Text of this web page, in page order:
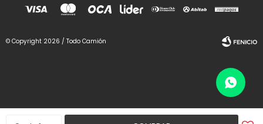
© Copyright 2026 / Todo Camión
Fenicio